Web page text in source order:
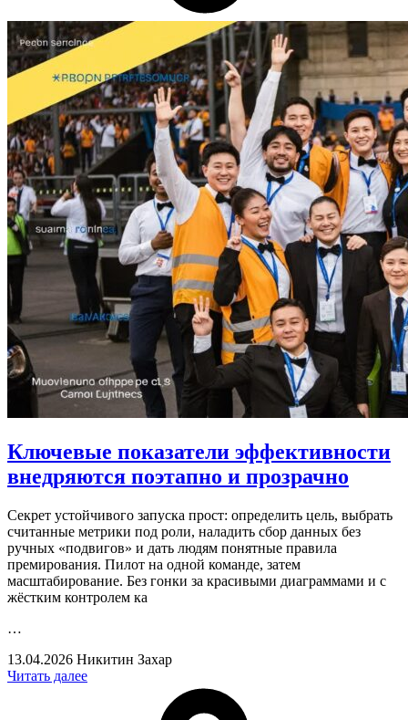
Ключевые показатели эффективности
внедряются поэтапно и прозрачно
Секрет устойчивого запуска прост: определить цель, выбрать
считанные метрики под роли, наладить сбор данных без
ручных «подвигов» и дать людям понятные правила
премирования. Пилот на одной команде, затем
масштабирование. Без гонки за красивыми диаграммами и с
жёстким контролем ка
…
13.04.2026 Никитин Захар
Читать далее